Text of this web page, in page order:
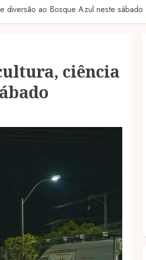
diversão ao Bosque Azul neste sábado
ciência